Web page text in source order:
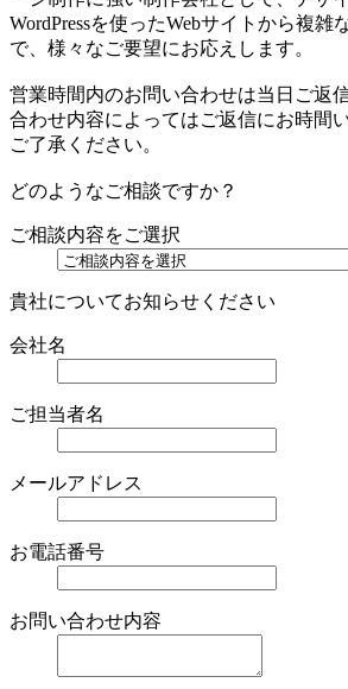
WordPressを使ったWebサイトから複雑
で、様々なご要望にお応えします。
営業時間内のお問い合わせは当日ご返
合わせ内容によってはご返信にお時間
ご了承ください。
どのようなご相談ですか？
ご相談内容をご選択
貴社についてお知らせください
会社名
ご担当者名
メールアドレス
お電話番号
お問い合わせ内容